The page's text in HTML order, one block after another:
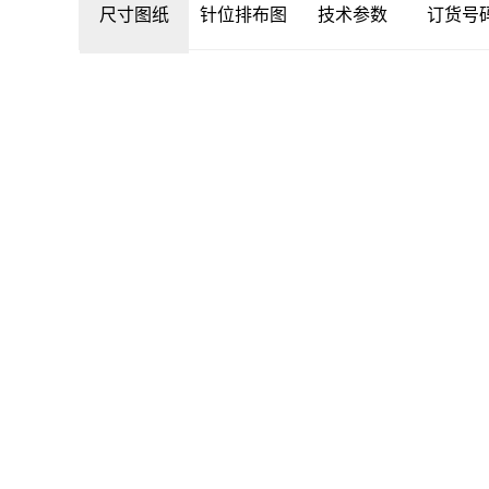
尺寸图纸 针位排布图 技术参数 订货号